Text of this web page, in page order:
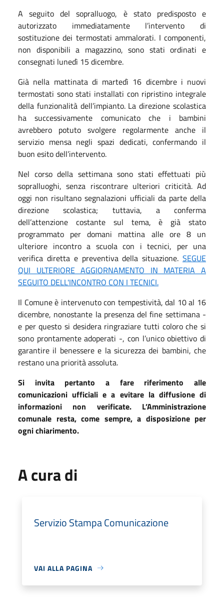
A seguito del sopralluogo, è stato predisposto e
autorizzato immediatamente l’intervento di
sostituzione dei termostati ammalorati. I componenti,
non disponibili a magazzino, sono stati ordinati e
consegnati lunedì 15 dicembre.
Già nella mattinata di martedì 16 dicembre i nuovi
termostati sono stati installati con ripristino integrale
della funzionalità dell’impianto. La direzione scolastica
ha successivamente comunicato che i bambini
avrebbero potuto svolgere regolarmente anche il
servizio mensa negli spazi dedicati, confermando il
buon esito dell’intervento.
Nel corso della settimana sono stati effettuati più
sopralluoghi, senza riscontrare ulteriori criticità. Ad
oggi non risultano segnalazioni ufficiali da parte della
direzione scolastica; tuttavia, a conferma
dell’attenzione costante sul tema, è già stato
programmato per domani mattina alle ore 8 un
ulteriore incontro a scuola con i tecnici, per una
verifica diretta e preventiva della situazione. SEGUE
QUI ULTERIORE AGGIORNAMENTO IN MATERIA A
SEGUITO DELL'INCONTRO CON I TECNICI.
Il Comune è intervenuto con tempestività, dal 10 al 16
dicembre, nonostante la presenza del fine settimana -
e per questo si desidera ringraziare tutti coloro che si
sono prontamente adoperati -, con l’unico obiettivo di
garantire il benessere e la sicurezza dei bambini, che
restano una priorità assoluta.
Si invita pertanto a fare riferimento alle
comunicazioni ufficiali e a evitare la diffusione di
informazioni non verificate. L’Amministrazione
comunale resta, come sempre, a disposizione per
ogni chiarimento.
A cura di
Servizio Stampa Comunicazione
VAI ALLA PAGINA